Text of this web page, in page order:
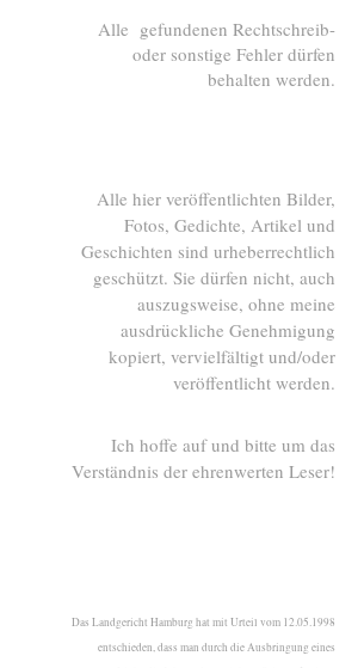
Alle gefundenen Rechtschreib-
oder sonstige Fehler dürfen
behalten werden.
Alle hier veröffentlichten Bilder,
Fotos, Gedichte, Artikel und
Geschichten sind urheberrechtlich
geschützt. Sie dürfen nicht, auch
auszugsweise, ohne meine
ausdrückliche Genehmigung
kopiert, vervielfältigt und/oder
veröffentlicht werden.
Ich hoffe auf und bitte um das
Verständnis der ehrenwerten Leser!
Das Landgericht Hamburg hat mit Urteil vom 12.05.1998
entschieden, dass man durch die Ausbringung eines